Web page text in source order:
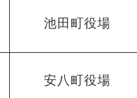
池田町役場
安八町役場